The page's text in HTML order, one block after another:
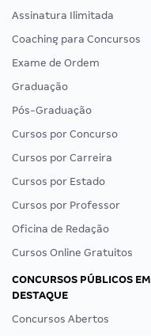
Assinatura Ilimitada
Coaching para Concursos
Exame de Ordem
Graduação
Pós-Graduação
Cursos por Concurso
Cursos por Carreira
Cursos por Estado
Cursos por Professor
Oficina de Redação
Cursos Online Gratuitos
CONCURSOS PÚBLICOS EM
DESTAQUE
Concursos Abertos